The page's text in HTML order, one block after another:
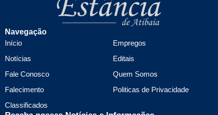
Navegação
Início
Notícias
Fale Conosco
Falecimento
Classificados
Empregos
Editais
Quem Somos
Politicas de Privacidade